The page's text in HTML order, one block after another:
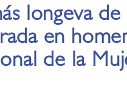
longeva
en
de la